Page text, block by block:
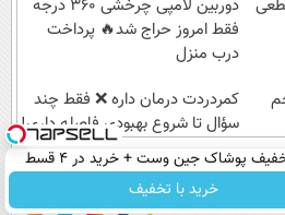
اسنپ
دوربین لامپی چرخشی 360 درجه
فقط امروز حراج شد🔥 پرداخت
درب منزل
‌کمردردت درمان داره ❌ فقط چند
سؤال تا شروع بهبودی فاصله‌ داری!
خرید با تخفیفدرباره عصرایران تماس با ما
شرعی سواد زندگی